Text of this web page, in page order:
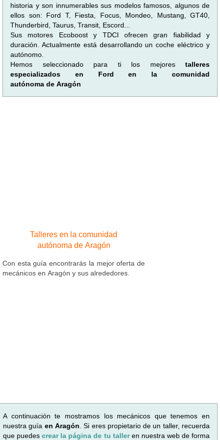
historia y son innumerables sus modelos famosos, algunos de
ellos son: Ford T, Fiesta, Focus, Mondeo, Mustang, GT40,
Thunderbird, Taurus, Transit, Escord...
Sus motores Ecoboost y TDCI ofrecen gran fiabilidad y
duración. Actualmente está desarrollando un coche eléctrico y
autónomo.
Hemos seleccionado para ti los mejores talleres
especializados en Ford en la comunidad
autónoma de Aragón
Talleres en la comunidad
autónoma de Aragón
Con esta guía encontrarás la mejor oferta de
mecánicos en Aragón y sus alrededores.
A continuación te mostramos los mecánicos que tenemos en
nuestra guía en Aragón . Si eres propietario de un taller, recuerda
que puedescrear la página de tu talleren nuestra web de forma